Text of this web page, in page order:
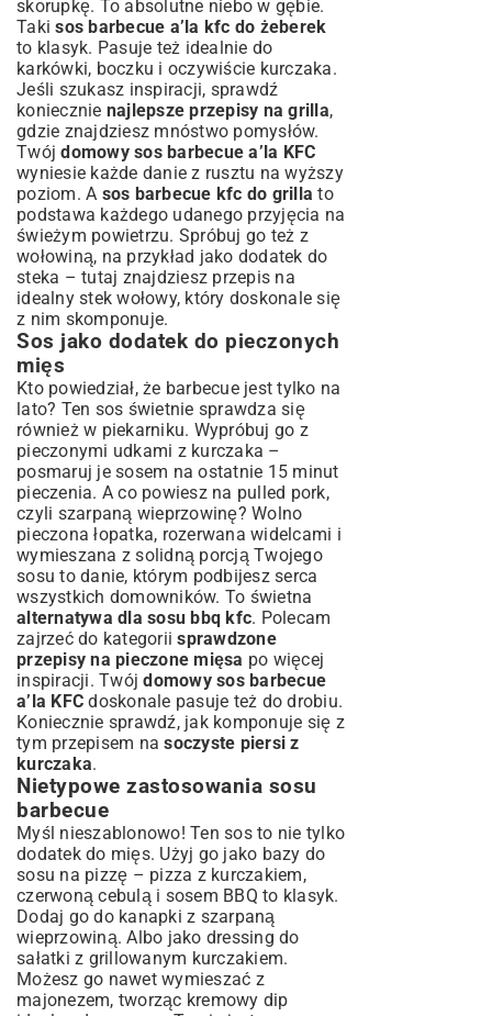
skorupkę. To absolutne niebo w gębie.
Takisos barbecue a’la kfc do żeberek
to klasyk. Pasuje też idealnie do
karkówki, boczku i oczywiście kurczaka.
Jeśli szukasz inspiracji, sprawdź
koniecznie najlepsze przepisy na grilla,
gdzie znajdziesz mnóstwo pomysłów.
Twójdomowy sos barbecue a’la KFC
wyniesie każde danie z rusztu na wyższy
poziom. A sos barbecue kfc do grilla to
podstawa każdego udanego przyjęcia na
świeżym powietrzu. Spróbuj go też z
wołowiną, na przykład jako dodatek do
steka – tutaj znajdziesz przepis na
idealny stek wołowy, który doskonale się
z nim skomponuje.
Sos jako dodatek do pieczonych
mięs
Kto powiedział, że barbecue jest tylko na
lato? Ten sos świetnie sprawdza się
również w piekarniku. Wypróbuj go z
pieczonymi udkami z kurczaka –
posmaruj je sosem na ostatnie 15 minut
pieczenia. A co powiesz na pulled pork,
czyli szarpaną wieprzowinę? Wolno
pieczona łopatka, rozerwana widelcami i
wymieszana z solidną porcją Twojego
sosu to danie, którym podbijesz serca
wszystkich domowników. To świetna
alternatywa dla sosu bbq kfc. Polecam
zajrzeć do kategoriisprawdzone
przepisy na pieczone mięsa po więcej
inspiracji. Twójdomowy sos barbecue
a’la KFC doskonale pasuje też do drobiu.
Koniecznie sprawdź, jak komponuje się z
tym przepisem nasoczyste piersi z
kurczaka.
Nietypowe zastosowania sosu
barbecue
Myśl nieszablonowo! Ten sos to nie tylko
dodatek do mięs. Użyj go jako bazy do
sosu na pizzę – pizza z kurczakiem,
czerwoną cebulą i sosem BBQ to klasyk.
Dodaj go do kanapki z szarpaną
wieprzowiną. Albo jako dressing do
sałatki z grillowanym kurczakiem.
Możesz go nawet wymieszać z
majonezem, tworząc kremowy dip